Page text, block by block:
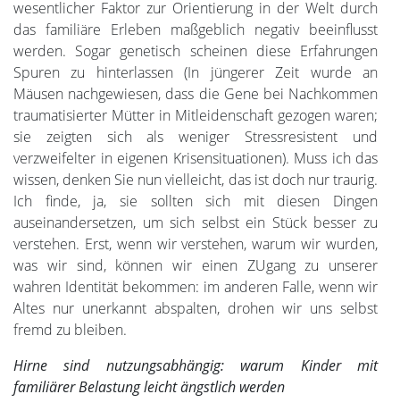
wesentlicher Faktor zur Orientierung in der Welt durch
das familiäre Erleben maßgeblich negativ beeinflusst
werden. Sogar genetisch scheinen diese Erfahrungen
Spuren zu hinterlassen (In jüngerer Zeit wurde an
Mäusen nachgewiesen, dass die Gene bei Nachkommen
traumatisierter Mütter in Mitleidenschaft gezogen waren;
sie zeigten sich als weniger Stressresistent und
verzweifelter in eigenen Krisensituationen). Muss ich das
wissen, denken Sie nun vielleicht, das ist doch nur traurig.
Ich finde, ja, sie sollten sich mit diesen Dingen
auseinandersetzen, um sich selbst ein Stück besser zu
verstehen. Erst, wenn wir verstehen, warum wir wurden,
was wir sind, können wir einen ZUgang zu unserer
wahren Identität bekommen: im anderen Falle, wenn wir
Altes nur unerkannt abspalten, drohen wir uns selbst
fremd zu bleiben.
Hirne sind nutzungsabhängig: warum Kinder mit
familiärer Belastung leicht ängstlich werden